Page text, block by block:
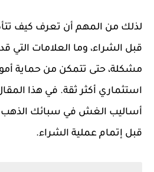
لذلك من المهم أن تعرف كيف
قبل الشراء، وما العلامات التي
مشكلة، حتى تتمكن من حماية
استثماري أكثر ثقة. في هذا
أساليب الغش في سبائك الذهب
قبل إتمام عملية الشراء.